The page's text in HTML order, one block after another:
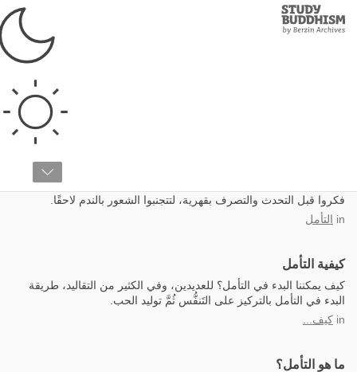
Study
Buddhism
فكروا قبل التحدث والتصرف بقهرية، لتتجنبوا الشعور بالندم لاحقًا.
in التأمل
كيفية التأمل
كيف يمكننا البدء في التأمل؟ للعديدين، وفي الكثير من التقاليد، طريقة
البدء في التأمل بالتركيز على التَنفُّس ثُمَّ توليد الحب.
in كيف...
ما هو التأمل؟